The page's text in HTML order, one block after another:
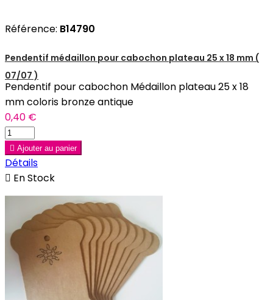
Référence: B14790
Pendentif médaillon pour cabochon plateau 25 x 18 mm (
07/07 )
Pendentif pour cabochon Médaillon plateau 25 x 18
mm coloris bronze antique
0,40 €
 Ajouter au panier
Détails
 En Stock